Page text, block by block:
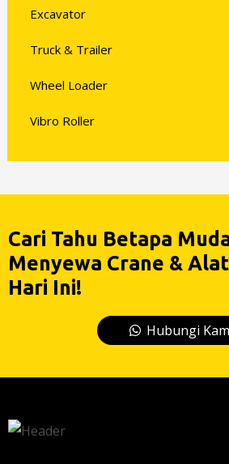
Excavator
Truck & Trailer
Wheel Loader
Vibro Roller
Cari Tahu Betapa
Menyewa Crane &
Hari Ini!
Hubungi